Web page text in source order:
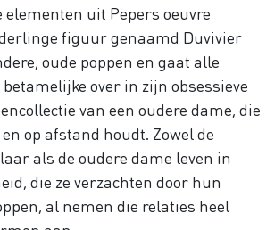
elementen uit Pepers oeuvre
figuur genaamd Duvivier
oude poppen en gaat alle
over in zijn obsessieve
van een oudere dame, die
op afstand houdt. Zowel de
als de oudere dame leven in
die ze verzachten door hun
al nemen die relaties heel